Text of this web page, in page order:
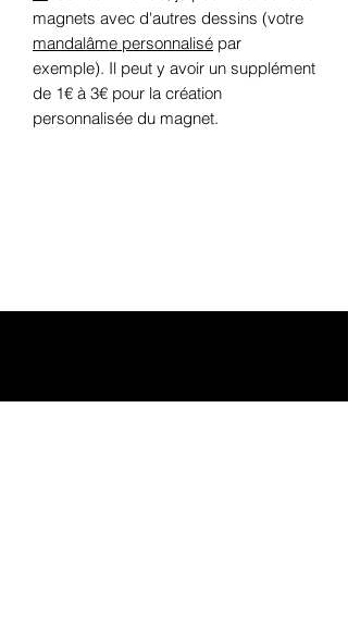
magnets avec d'autres dessins (votre
mandalâme personnalisé par
exemple). Il peut y avoir un supplément
de 1€ à 3€ pour la création
personnalisée du magnet.